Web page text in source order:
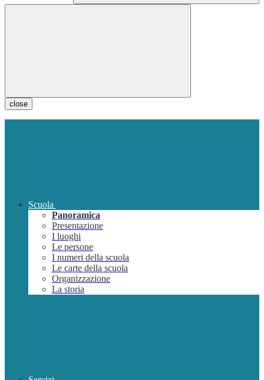
close
Scuola
Panoramica
Presentazione
I luoghi
Le persone
I numeri della scuola
Le carte della scuola
Organizzazione
La storia